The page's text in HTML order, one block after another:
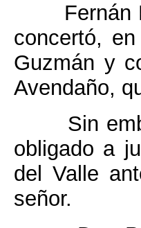
Fernán
concertó,
Guzmán y
Avendaño,
Sin
obligado a
del Valle
señor.